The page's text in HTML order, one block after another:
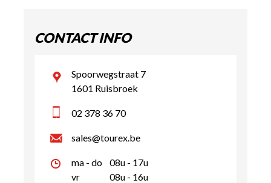
CONTACT INFO
Spoorwegstraat 7
1601 Ruisbroek
02 378 36 70
sales@tourex.be
ma - do
08u - 17u
vr
08u - 16u